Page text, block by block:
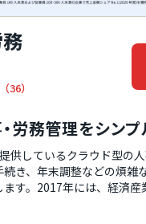
（36）
労務管理をシン
供しているクラウド型の
き、年末調整などの煩雑
す。2017年には、経済産
ービス部門で優秀賞を受賞